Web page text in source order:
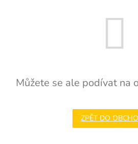
Můžete se ale podívat na
ZPĚT DO